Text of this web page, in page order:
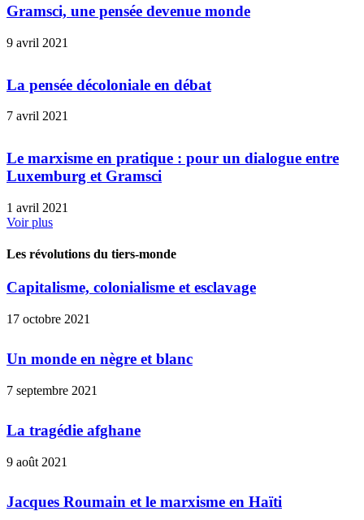
Gramsci, une pensée devenue monde
9 avril 2021
La pensée décoloniale en débat
7 avril 2021
Le marxisme en pratique : pour un dialogue entre
Luxemburg et Gramsci
1 avril 2021
Voir plus
Les révolutions du tiers-monde
Capitalisme, colonialisme et esclavage
17 octobre 2021
Un monde en nègre et blanc
7 septembre 2021
La tragédie afghane
9 août 2021
Jacques Roumain et le marxisme en Haïti